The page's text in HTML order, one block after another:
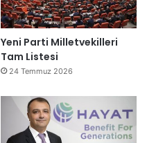
Yeni Parti Milletvekilleri
Tam Listesi
24 Temmuz 2026